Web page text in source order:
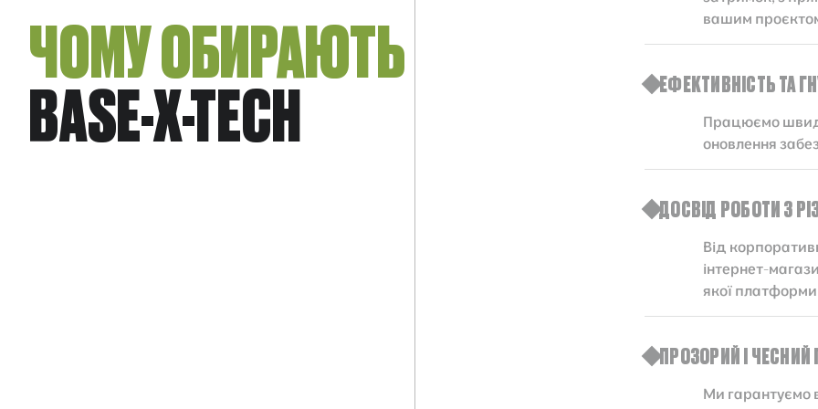
ЧОМУ ОБИРАЮТЬ
BASE-X-TECH
вашим
ЕФЕКТИВНІСТЬ ТА
Працюємо
оновлення
ДОСВІД РОБОТИ З
Від
інтернет-
якої
ПРОЗОРИЙ І ЧЕСНИЙ
Ми гарантуємо